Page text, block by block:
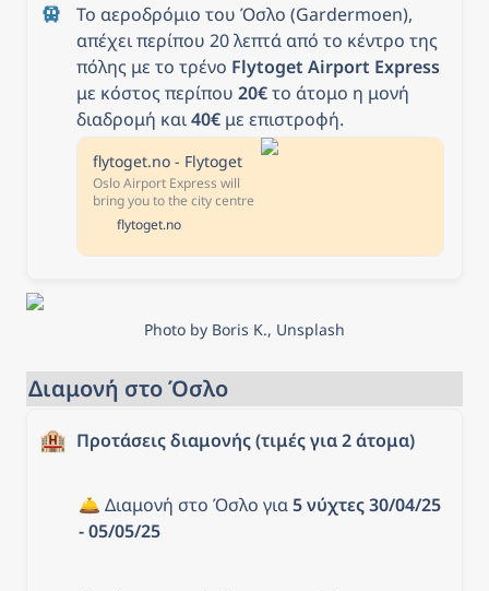
Το αεροδρόμιο του Όσλο (Gardermoen),
απέχει περίπου 20 λεπτά από το κέντρο της
πόλης με το τρένο Flytoget Airport Express
με κόστος περίπου 20€ το άτομο η μονή
διαδρομή και 40€ με επιστροφή.
flytoget.no - Flytoget
Oslo Airport Express will
bring you to the city centre
in 19 minutes, with
departure every 10
minutes. Our trains are
ticketless service and ticket
vending machines.
flytoget.no
Photo by Boris K., Unsplash
Διαμονή στο Όσλο
🏨 Προτάσεις διαμονής (τιμές για 2 άτομα)
🛎️ Διαμονή στο Όσλο για 5 νύχτες 30/04/25
- 05/05/25